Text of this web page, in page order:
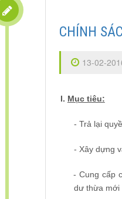
CHÍNH
13-02-
I. Mục tiêu:
- Trả lại
- Xây dựng
-Cung cấp
dư thừa mới